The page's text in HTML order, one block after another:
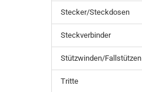
Stecker/Steckdosen
Steckverbinder
Stützwinden/Fallstützen
Tritte